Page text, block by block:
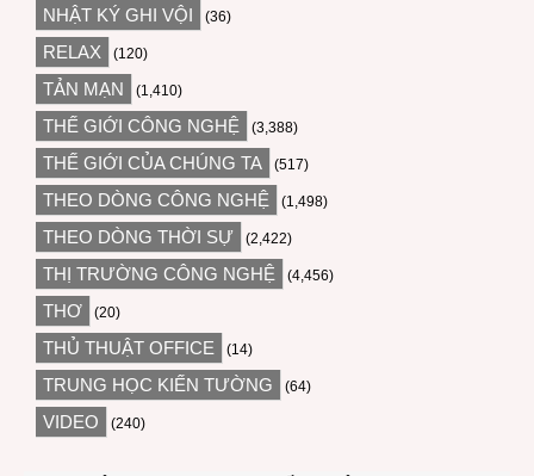
NHẬT KÝ GHI VỘI (36)
RELAX (120)
TẢN MẠN (1,410)
THẾ GIỚI CÔNG NGHỆ (3,388)
THẾ GIỚI CỦA CHÚNG TA (517)
THEO DÒNG CÔNG NGHỆ (1,498)
THEO DÒNG THỜI SỰ (2,422)
THỊ TRƯỜNG CÔNG NGHỆ (4,456)
THƠ (20)
THỦ THUẬT OFFICE (14)
TRUNG HỌC KIẾN TƯỜNG (64)
VIDEO (240)